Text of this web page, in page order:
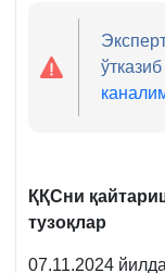
ҚҚСни
тузоқлар
07.11.2024